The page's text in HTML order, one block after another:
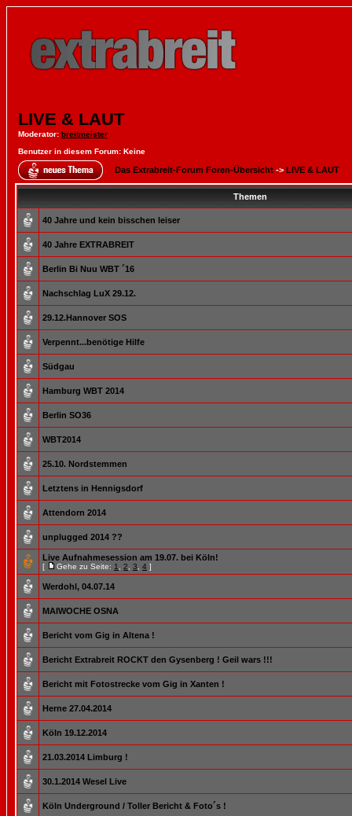
LIVE & LAUT
Moderator: breitmeister
Benutzer in diesem Forum: Keine
Das Extrabreit-Forum Foren-Übersicht -> LIVE & LAUT
Themen
40 Jahre und kein bisschen leiser
40 Jahre EXTRABREIT
Berlin Bi Nuu WBT ´16
Nachschlag LuX 29.12.
29.12.Hannover SOS
Verpennt...benötige Hilfe
Südgau
Hamburg WBT 2014
Berlin SO36
WBT2014
25.10. Nordstemmen
Letztens in Hennigsdorf
Attendorn 2014
unplugged 2014 ??
Live Aufnahmesession am 19.07. bei Köln!
[ Gehe zu Seite: 1 2 3 4 ]
Werdohl, 04.07.14
MAIWOCHE OSNA
Bericht vom Gig in Altena !
Bericht Extrabreit ROCKT den Gysenberg ! Geil wars !!!
Bericht mit Fotostrecke vom Gig in Xanten !
Herne 27.04.2014
Köln 19.12.2014
21.03.2014 Limburg !
30.1.2014 Wesel Live
Köln Underground / Toller Bericht & Foto´s !